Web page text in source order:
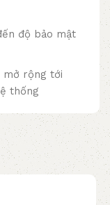
độ bảo mật
mở rộng tới
thống